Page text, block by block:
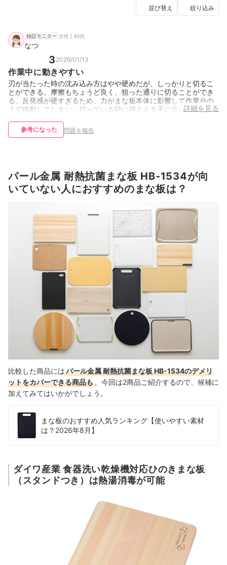
並び替え 絞り込み
検証モニター 女性 | 40代
なつ
3 2026/01/13
作業中に動きやすい
刃が当たった時の沈み込み方はやや硬めだが、しっかりと切るこ
とができる。摩擦もちょうど良く、狙った通りに切ることができ
る。反発感が硬すぎるため、力がまな板本体に影響して作業台の
上で移動してしまい、切っている時に押さえる手に負担がある。
詳細を見る
参考になった 問題を報告
パール金属 耐熱抗菌まな板 HB-1534が向
いていない人におすすめのまな板は？
比較した商品にはパール金属 耐熱抗菌まな板 HB-1534のデメリ
ットをカバーできる商品も。今回は2商品ご紹介するので、候補に
加えてみてはいかがでしょう。
まな板のおすすめ人気ランキング【使いやすい素材
は？2026年8月】
ダイワ産業 食器洗い乾燥機対応ひのきまな板
（スタンドつき）は熱湯消毒が可能